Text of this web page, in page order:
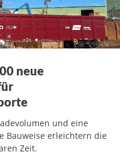
neue
und eine
Bauweise erleichtern die
Zeit.